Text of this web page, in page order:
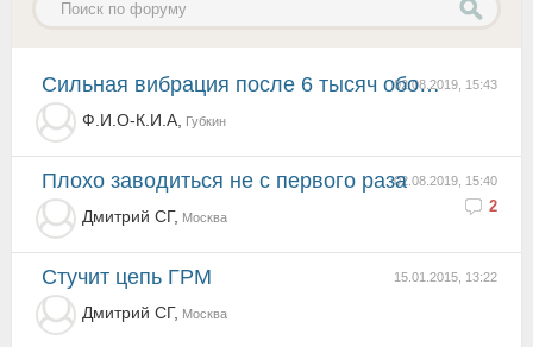
02.08.2019, 15:43
Сильная вибрация после 6 тысяч оборотов
Ф.И.О-К.И.А, Губкин
02.08.2019, 15:40
2
Плохо заводиться не с первого раза
Дмитрий СГ, Москва
15.01.2015, 13:22
Стучит цепь ГРМ
Дмитрий СГ, Москва